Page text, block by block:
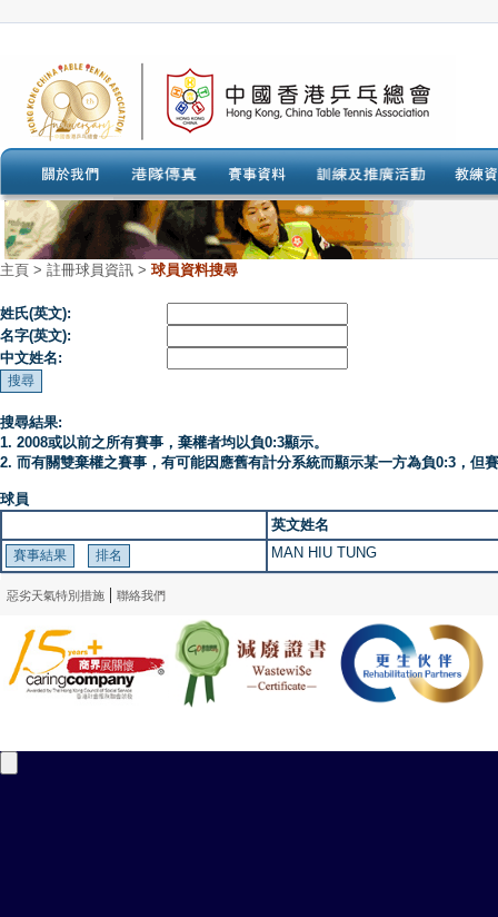
主頁 > 註冊球員資訊 > 球員資料搜尋
姓氏(英文):
名字(英文):
中文姓名:
搜尋結果:
1. 2008或以前之所有賽事，棄權者均以負0:3顯示。
2. 而有關雙棄權之賽事，有可能因應舊有計分系統而顯示某一方為負0:3，但
球員
英文姓名
MAN HIU TUNG